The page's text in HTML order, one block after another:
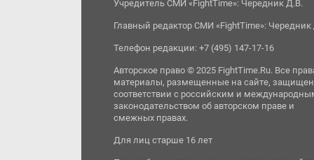
Учредитель СМИ «FightTime»: Чередник Д.В.
Главный редактор СМИ «FightTime»: Чередник
Телефон редакции: +7 (495) 147-17-16
Авторское право © 2025 FightTime.Ru. Все
материалы, размещенные на сайте,
соответствии с российским и
законодательством об авторском праве и
смежных правах.
Для лиц старше 16 лет